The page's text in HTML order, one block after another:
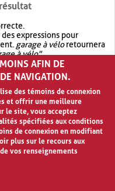
expressions pour
garage à véloretournera
à vélo".
avec OR.garage OR vélo
quegarage à vélo
AFIN DE
NAVIGATION.
des témoins de connexion
et offrir une meilleure
le site, vous acceptez
spécifiées aux conditions
de connexion en modifiant
plus sur le recours aux
vos renseignements